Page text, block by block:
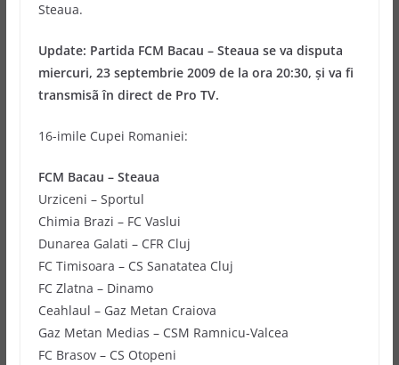
Steaua.
Update: Partida FCM Bacau – Steaua se va disputa
miercuri, 23 septembrie 2009 de la ora 20:30, şi va fi
transmisã în direct de Pro TV.
16-imile Cupei Romaniei:
FCM Bacau – Steaua
Urziceni – Sportul
Chimia Brazi – FC Vaslui
Dunarea Galati – CFR Cluj
FC Timisoara – CS Sanatatea Cluj
FC Zlatna – Dinamo
Ceahlaul – Gaz Metan Craiova
Gaz Metan Medias – CSM Ramnicu-Valcea
FC Brasov – CS Otopeni